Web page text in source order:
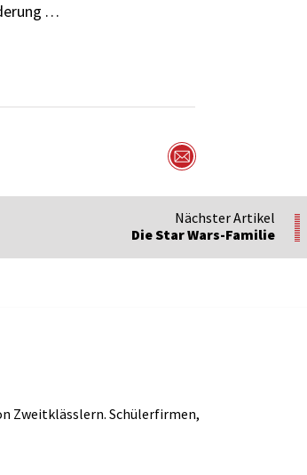
. . .
Nächster Artikel
Die Star Wars-Familie
Zweitklässlern. Schülerfirmen,